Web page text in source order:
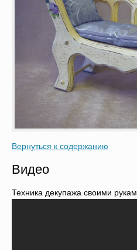
Вернуться к содержанию
Видео
Техника декупажа своими